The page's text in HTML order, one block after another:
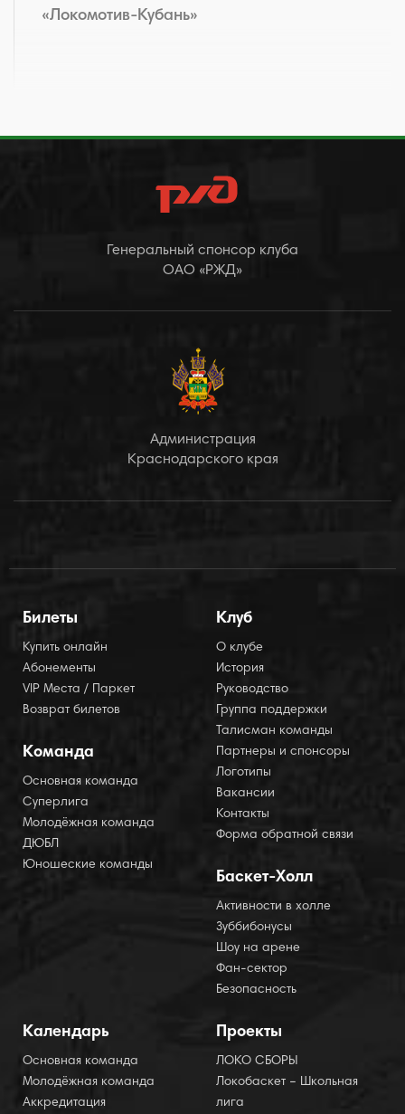
«Локомотив-Кубань»
Генеральный спонсор клуба
ОАО «РЖД»
Администрация
Краснодарского края
Билеты
Купить онлайн
Абонементы
VIP Места / Паркет
Возврат билетов
Команда
Основная команда
Суперлига
Молодёжная команда
ДЮБЛ
Юношеские команды
Клуб
О клубе
История
Руководство
Группа поддержки
Талисман команды
Партнеры и спонсоры
Логотипы
Вакансии
Контакты
Форма обратной связи
Баскет-Холл
Активности в холле
Зуббибонусы
Шоу на арене
Фан-сектор
Безопасность
Календарь
Основная команда
Молодёжная команда
Аккредитация
Проекты
ЛОКО СБОРЫ
Локобаскет – Школьная
лига